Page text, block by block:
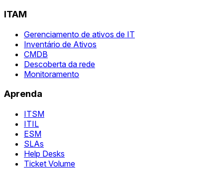
ITAM
Gerenciamento de ativos de IT
Inventário de Ativos
CMDB
Descoberta da rede
Monitoramento
Aprenda
ITSM
ITIL
ESM
SLAs
Help Desks
Ticket Volume